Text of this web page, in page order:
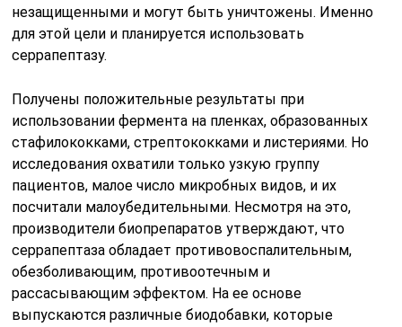
незащищенными и могут быть уничтожены. Именно
для этой цели и планируется использовать
серрапептазу.
Получены положительные результаты при
использовании фермента на пленках, образованных
стафилококками, стрептококками и листериями. Но
исследования охватили только узкую группу
пациентов, малое число микробных видов, и их
посчитали малоубедительными. Несмотря на это,
производители биопрепаратов утверждают, что
серрапептаза обладает противовоспалительным,
обезболивающим, противоотечным и
рассасывающим эффектом. На ее основе
выпускаются различные биодобавки, которые